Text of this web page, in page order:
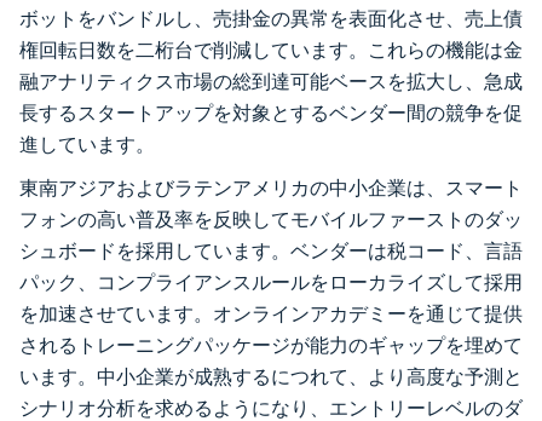
ボットをバンドルし、売掛金の異常を表面化させ、売上債
権回転日数を二桁台で削減しています。これらの機能は金
融アナリティクス市場の総到達可能ベースを拡大し、急成
長するスタートアップを対象とするベンダー間の競争を促
進しています。
東南アジアおよびラテンアメリカの中小企業は、スマート
フォンの高い普及率を反映してモバイルファーストのダッ
シュボードを採用しています。ベンダーは税コード、言語
パック、コンプライアンスルールをローカライズして採用
を加速させています。オンラインアカデミーを通じて提供
されるトレーニングパッケージが能力のギャップを埋めて
います。中小企業が成熟するにつれて、より高度な予測と
シナリオ分析を求めるようになり、エントリーレベルのダ